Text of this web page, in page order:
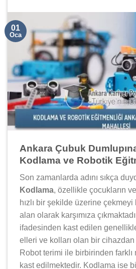
01
Oca
Ankara Çubuk
Kodlama ve Robotik
Son zamanlarda adını sıkça
Kodlama, özellikle çocukların
hızlı bir şekilde üzerine çekmeyi
alan olarak karşımıza
ifadesinden kast edilen
elleri ve kolları olan bir cihazdan
Robot terimi ile birbirinden
kast edilmektedir. Kodlama ise